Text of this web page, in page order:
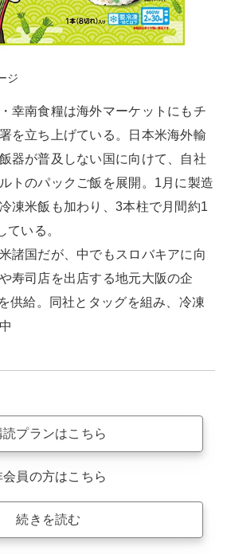
ジ
幸南食糧は海外マーケットにもチ
を立ち上げている。日本米海外輸
器が普及しない国に向けて、自社
トのパックご飯を展開。1月に製造
凍米飯も加わり、3本柱で月間約1
いる。
諸国だが、中でもスロバキアに向
寿司店を出店する地元大阪の企
供給。同社とタッグを組み、冷凍
読プランはこちら
会員の方はこちら
続きを読む